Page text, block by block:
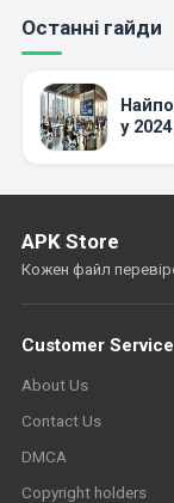
Останні гайди
у
APK Store
Кожен файл
Customer Service
About Us
Contact Us
DMCA
Copyright holders